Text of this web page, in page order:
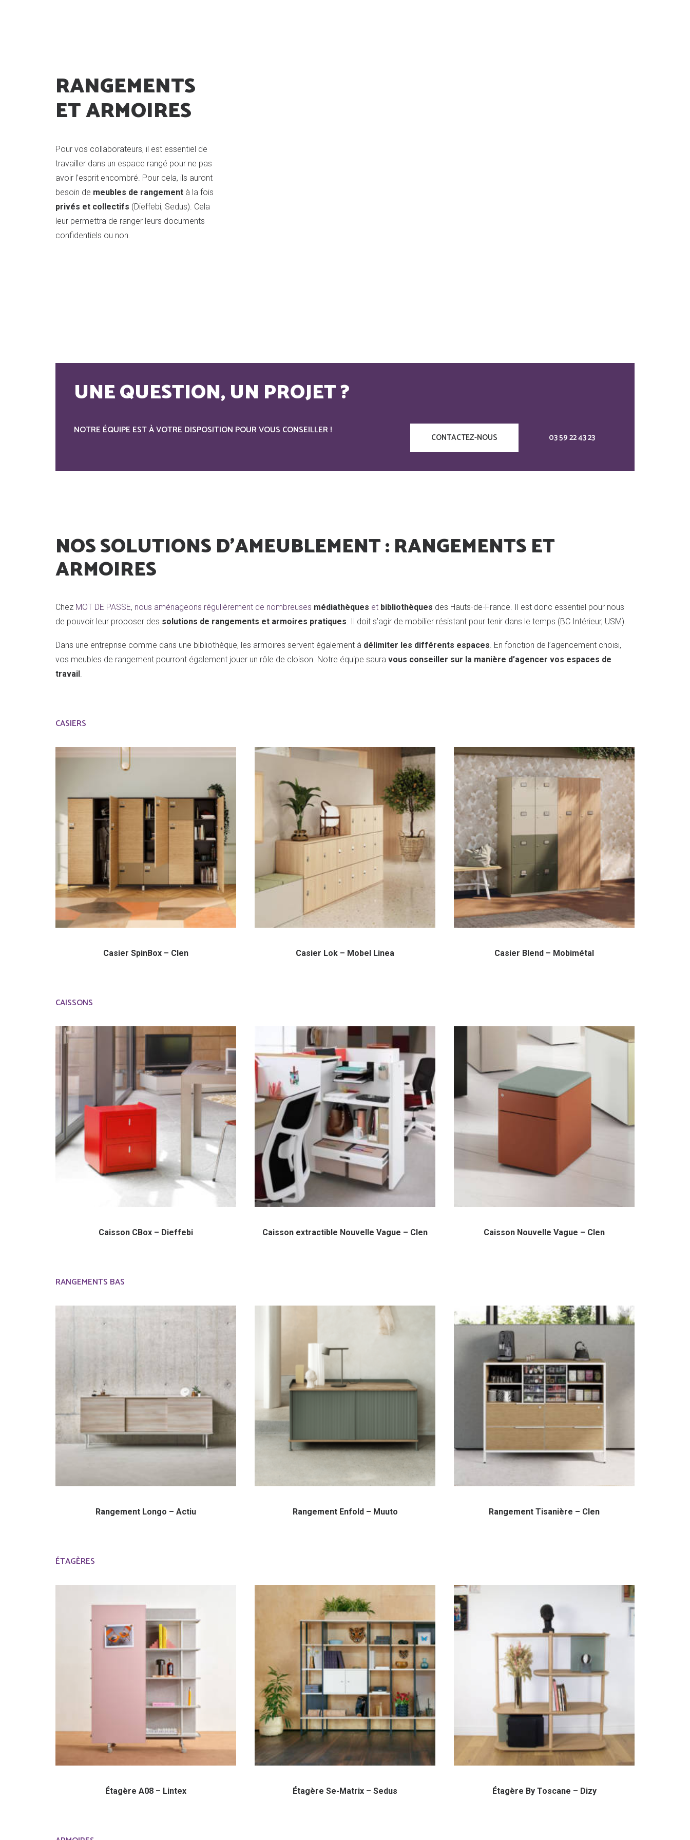
RANGEMENTS
ET ARMOIRES
Pour vos collaborateurs, il est essentiel de
travailler dans un espace rangé pour ne pas
avoir l’esprit encombré. Pour cela, ils auront
besoin de meubles de rangement à la fois
privés et collectifs (Dieffebi, Sedus). Cela
leur permettra de ranger leurs documents
confidentiels ou non.
UNE QUESTION, UN PROJET ?
NOTRE ÉQUIPE EST À VOTRE DISPOSITION POUR VOUS CONSEILLER !
CONTACTEZ-NOUS 03 59 22 43 23
NOS SOLUTIONS D'AMEUBLEMENT : RANGEMENTS ET
ARMOIRES
Chez MOT DE PASSE, nous aménageons régulièrement de nombreuses médiathèques et bibliothèques des Hauts-de-France. Il est donc essentiel pour nous
de pouvoir leur proposer des solutions de rangements et armoires pratiques. Il doit s’agir de mobilier résistant pour tenir dans le temps (BC Intérieur, USM).
Dans une entreprise comme dans une bibliothèque, les armoires servent également à délimiter les différents espaces. En fonction de l’agencement choisi,
vos meubles de rangement pourront également jouer un rôle de cloison. Notre équipe saura vous conseiller sur la manière d’agencer vos espaces de
travail.
CASIERS
Casier SpinBox – Clen Casier Lok – Mobel Linea Casier Blend – Mobimétal
CAISSONS
Caisson CBox – Dieffebi Caisson extractible Nouvelle Vague – Clen Caisson Nouvelle Vague – Clen
RANGEMENTS BAS
Rangement Longo – Actiu Rangement Enfold – Muuto Rangement Tisanière – Clen
ÉTAGÈRES
Étagère A08 – Lintex Étagère Se-Matrix – Sedus Étagère By Toscane – Dizy